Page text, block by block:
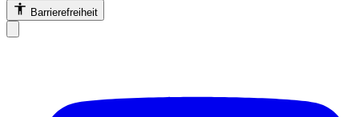
Barrierefreiheit
Barrierefreiheit